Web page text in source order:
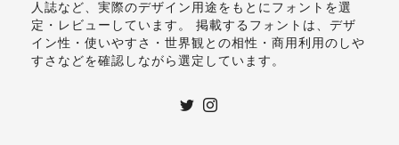
人誌など、実際のデザイン用途をもとにフォントを選
定・レビューしています。 掲載するフォントは、デザ
イン性・使いやすさ・世界観との相性・商用利用のしや
すさなどを確認しながら選定しています。